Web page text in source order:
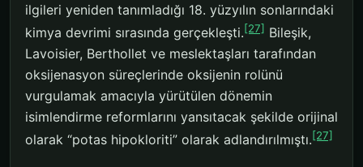
ilgileri yeniden tanımladığı 18. yüzyılın sonlarındaki
kimya devrimi sırasında gerçekleşti.[27] Bileşik,
Lavoisier, Berthollet ve meslektaşları tarafından
oksijenasyon süreçlerinde oksijenin rolünü
vurgulamak amacıyla yürütülen dönemin
isimlendirme reformlarını yansıtacak şekilde orijinal
olarak “potas hipokloriti” olarak adlandırılmıştı.[27]